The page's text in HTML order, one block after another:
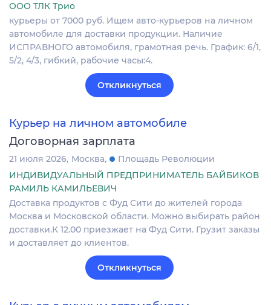
ООО ТЛК Трио
курьеры от 7000 руб. Ищем авто-курьеров на личном
автомобиле для доставки продукции. Наличие
ИСПРАВНОГО автомобиля, грамотная речь. График: 6/1,
5/2, 4/3, гибкий, рабочие часы:4.
Откликнуться
Курьер на личном автомобиле
Договорная зарплата
21 июля 2026 Москва
Площадь Революции
ИНДИВИДУАЛЬНЫЙ ПРЕДПРИНИМАТЕЛЬ БАЙБИКОВ
РАМИЛЬ КАМИЛЬЕВИЧ
Доставка продуктов с Фуд Сити до жителей города
Москва и Московской области. Можно выбирать район
доставки.К 12.00 приезжает на Фуд Сити. Грузит заказы
и доставляет до клиентов.
Откликнуться